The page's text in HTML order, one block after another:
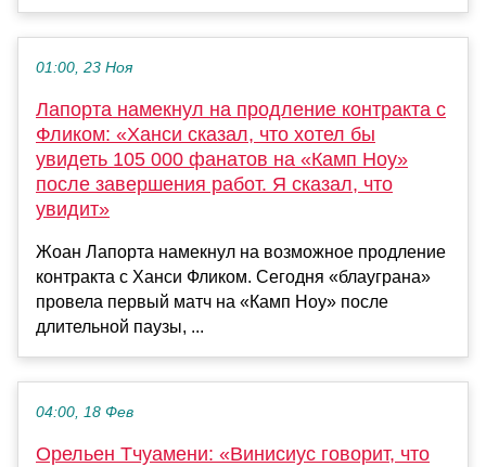
01:00, 23 Ноя
Лапорта намекнул на продление контракта с
Фликом: «Ханси сказал, что хотел бы
увидеть 105 000 фанатов на «Камп Ноу»
после завершения работ. Я сказал, что
увидит»
Жоан Лапорта намекнул на возможное продление
контракта с Ханси Фликом. Сегодня «блауграна»
провела первый матч на «Камп Ноу» после
длительной паузы, ...
04:00, 18 Фев
Орельен Тчуамени: «Винисиус говорит, что